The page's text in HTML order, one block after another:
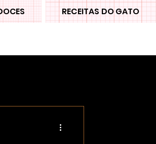
RECEITAS DO GATO